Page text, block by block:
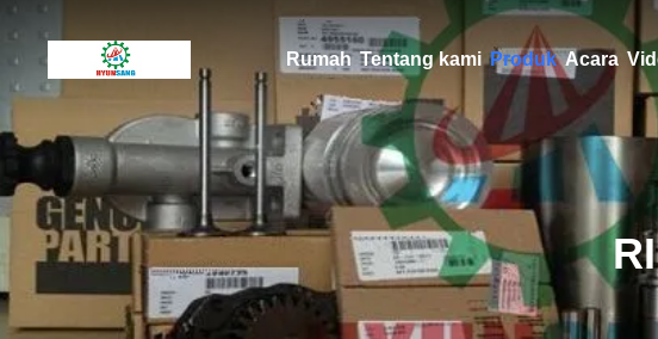
Rumah Tentang kami Produk Acara